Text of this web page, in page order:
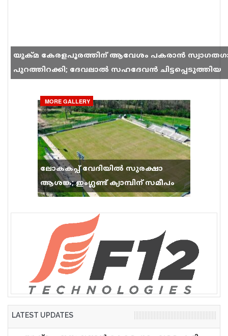
യുക്മ കേരളപൂരത്തിന് ആവേശം പകരാൻ
പുറത്തിറക്കി; ദേവലാൽ സഹദേവൻ ചിട്ടപ്പെടുത്തിയ
MORE GALLERY
ലോകകപ്പ് വേദിയിൽ സുരക്ഷാ
ആശങ്ക; ഇംഗ്ലണ്ട് ക്യാമ്പിന് സമീപം
വെടിവെപ്പ്, 9 പേർക്ക് പരിക്ക്
LATEST UPDATES